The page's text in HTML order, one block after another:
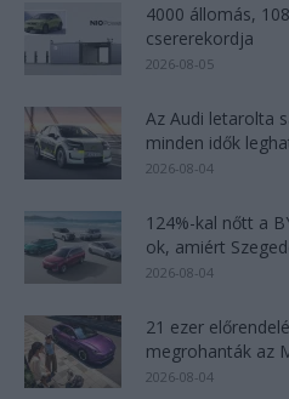
4000 állomás,
csererekordja
2026-08-05
Az Audi letarolta
minden idők
2026-08-04
124%-kal nőtt a
ok, amiért
2026-08-04
21 ezer
megrohanták az
2026-08-04